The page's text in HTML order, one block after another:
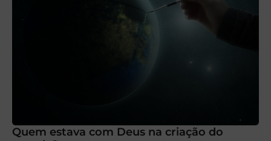
Quem estava com Deus na criação do